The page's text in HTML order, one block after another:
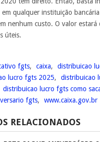
em qualquer instituição
nenhum custo. O valor estará
úteis.
fgts, caixa, distribuicao
lucro fgts 2025,
distribuicao
distribuicao lucro fgts como
fgts, www.caixa.gov.br
RELACIONADOS